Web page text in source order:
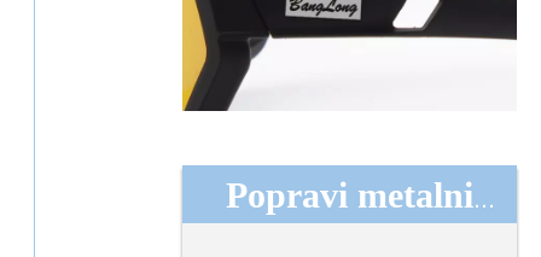
Popravi metalni